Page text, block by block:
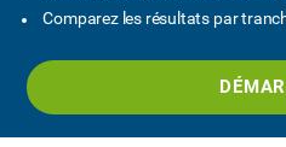
Comparez les résultats par